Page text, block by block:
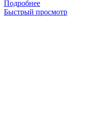
Подробнее
Быстрый просмотр